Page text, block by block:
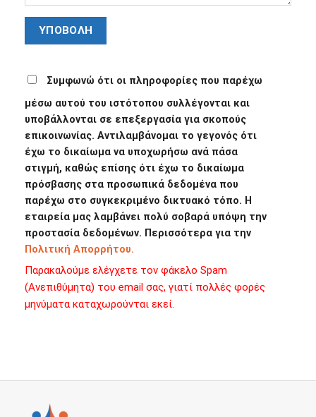
Συμφωνώ ότι οι πληροφορίες που παρέχω
μέσω αυτού του ιστότοπου συλλέγονται και
υποβάλλονται σε επεξεργασία για σκοπούς
επικοινωνίας. Αντιλαμβάνομαι το γεγονός ότι
έχω το δικαίωμα να υποχωρήσω ανά πάσα
στιγμή, καθώς επίσης ότι έχω το δικαίωμα
πρόσβασης στα προσωπικά δεδομένα που
παρέχω στο συγκεκριμένο δικτυακό τόπο. Η
εταιρεία μας λαμβάνει πολύ σοβαρά υπόψη την
προστασία δεδομένων. Περισσότερα για την
Πολιτική Απορρήτου.
Παρακαλούμε ελέγχετε τον φάκελο Spam
(Ανεπιθύμητα) του email σας, γιατί πολλές φορές
μηνύματα καταχωρούνται εκεί.